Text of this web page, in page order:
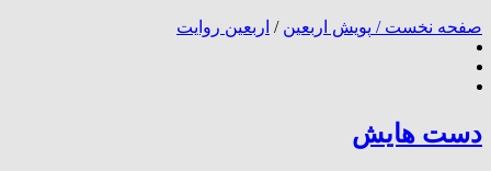
صفحه نخست / پویش اربعین / اربعین روایت
دست هایش